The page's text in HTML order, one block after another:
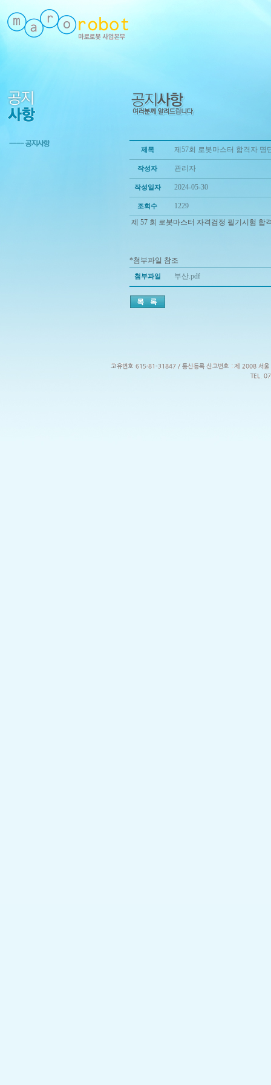
제목 제57회 로봇마스터 합격자 명
작성자 관리자
작성일자 2024-05-30
조회수
1229
제 57 회 로봇마스터 자격검정 필기시험 합
*첨부파일 참조
첨부파일 부산.pdf